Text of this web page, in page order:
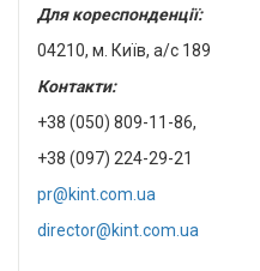
Для кореспонденції:
04210, м. Київ, а/с 189
Контакти:
+38 (050) 809-11-86,
+38 (097) 224-29-21
pr@kint.com.ua
director@kint.com.ua